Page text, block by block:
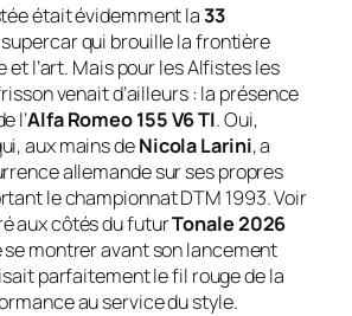
était évidemment la33
qui brouille la frontière
et l’art. Mais pour les Alfistes les
venait d’ailleurs : la présence
l’Alfa Romeo 155 V6 TI. Oui,
aux mains deNicola Larini, a
allemande sur ses propres
le championnat DTM 1993. Voir
aux côtés du futurTonale 2026
se montrer avant son lancement
parfaitement le fil rouge de la
au service du style.